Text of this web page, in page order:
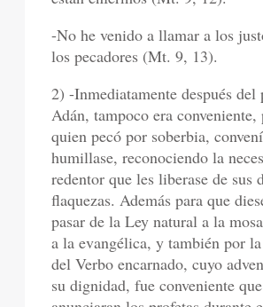
-No he venido a llamar a los
los pecadores (Mt. 9, 13).
2) -Inmediatamente después del
Adán, tampoco era conveniente,
quien pecó por soberbia,
humillase, reconociendo la
redentor que les liberase de sus
flaquezas. Además para que
pasar de la Ley natural a la
a la evangélica, y también por
del Verbo encarnado, cuyo
su dignidad, fue conveniente